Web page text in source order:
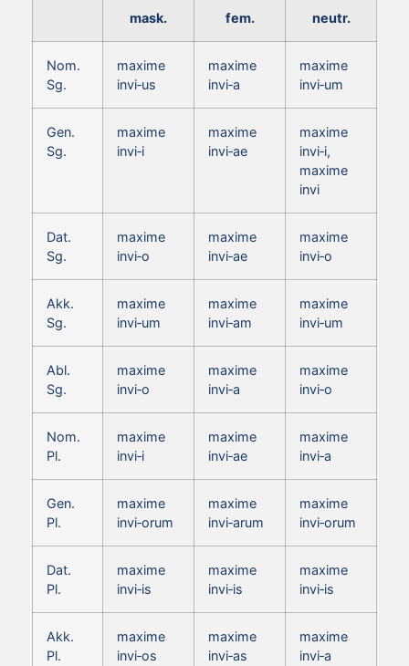
mask. fem. neutr.
Nom.
Sg.
maxime
invi‑us
maxime
invi‑a
maxime
invi‑um
Gen.
Sg.
maxime
invi‑i
maxime
invi‑ae
maxime
invi‑i,
maxime
invi
Dat.
Sg.
maxime
invi‑o
maxime
invi‑ae
maxime
invi‑o
Akk.
Sg.
maxime
invi‑um
maxime
invi‑am
maxime
invi‑um
Abl.
Sg.
maxime
invi‑o
maxime
invi‑a
maxime
invi‑o
Nom.
Pl.
maxime
invi‑i
maxime
invi‑ae
maxime
invi‑a
Gen.
Pl.
maxime
invi‑orum
maxime
invi‑arum
maxime
invi‑orum
Dat.
Pl.
maxime
invi‑is
maxime
invi‑is
maxime
invi‑is
Akk.
Pl.
maxime
invi‑os
maxime
invi‑as
maxime
invi‑a